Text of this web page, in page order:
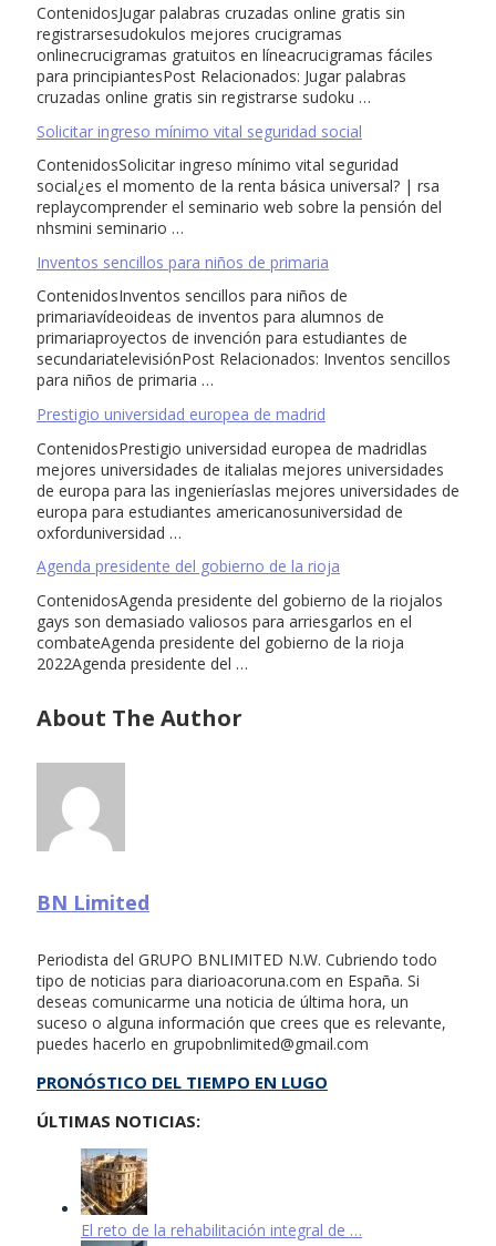
ContenidosJugar palabras cruzadas online gratis sin
registrarsesudokulos mejores crucigramas
onlinecrucigramas gratuitos en líneacrucigramas fáciles
para principiantesPost Relacionados: Jugar palabras
cruzadas online gratis sin registrarse sudoku …
Solicitar ingreso mínimo vital seguridad social
ContenidosSolicitar ingreso mínimo vital seguridad
social¿es el momento de la renta básica universal? | rsa
replaycomprender el seminario web sobre la pensión del
nhsmini seminario …
Inventos sencillos para niños de primaria
ContenidosInventos sencillos para niños de
primariavídeoideas de inventos para alumnos de
primariaproyectos de invención para estudiantes de
secundariatelevisiónPost Relacionados: Inventos sencillos
para niños de primaria …
Prestigio universidad europea de madrid
ContenidosPrestigio universidad europea de madridlas
mejores universidades de italialas mejores universidades
de europa para las ingenieríaslas mejores universidades de
europa para estudiantes americanosuniversidad de
oxforduniversidad …
Agenda presidente del gobierno de la rioja
ContenidosAgenda presidente del gobierno de la riojalos
gays son demasiado valiosos para arriesgarlos en el
combateAgenda presidente del gobierno de la rioja
2022Agenda presidente del …
About The Author
BN Limited
Periodista del GRUPO BNLIMITED N.W. Cubriendo todo
tipo de noticias para diarioacoruna.com en España. Si
deseas comunicarme una noticia de última hora, un
suceso o alguna información que crees que es relevante,
puedes hacerlo en grupobnlimited@gmail.com
PRONÓSTICO DEL TIEMPO EN LUGO
ÚLTIMAS NOTICIAS:
El reto de la rehabilitación integral de …